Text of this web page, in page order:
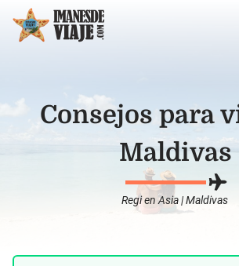
Consejos para
Maldivas
Regien Asia|Maldivas